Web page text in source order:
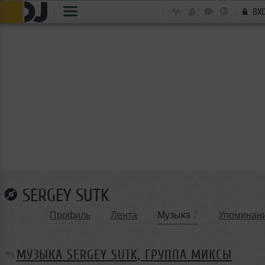
SERGEY SUTK
Профиль Лента Музыка
МУЗЫКА SERGEY SUTK, ГРУППА МИКСЫ